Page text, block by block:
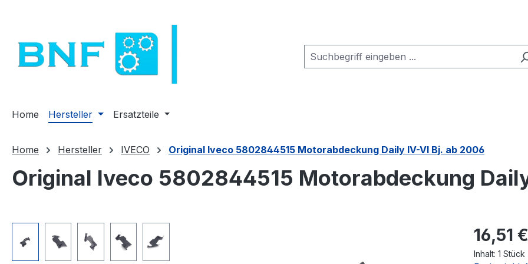
Home Hersteller Ersatzteile
Home Hersteller IVECO Original Iveco 5802844515 Motorabdeckung Daily IV-VI Bj. ab 2006
Original Iveco 5802844515 Motorabdeckung
Regulärer
16,51 €
Inhalt: 1 Stück